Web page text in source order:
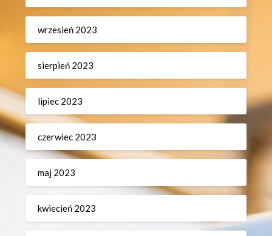
wrzesień 2023
sierpień 2023
lipiec 2023
czerwiec 2023
maj 2023
kwiecień 2023